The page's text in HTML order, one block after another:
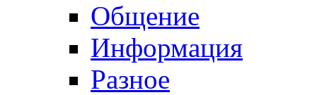
Общение
Информация
Разное